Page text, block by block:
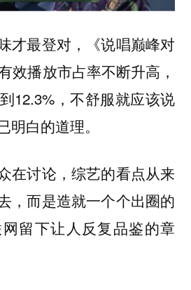
才最登对，《说唱巅峰对
效播放市占率不断升高，
12.3%，不舒服就应该说
明白的道理。
在讨论，综艺的看点从来
，而是造就一个个出圈的
留下让人反复品鉴的章